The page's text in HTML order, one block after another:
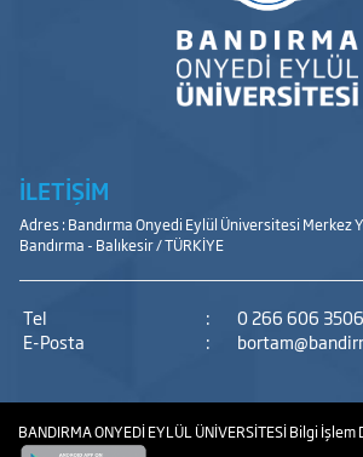
İLETİŞİM
Adres : Bandırma Onyedi Eylül Üniversitesi Merkez
Bandırma - Balıkesir / TÜRKİYE
Tel :
0 266 606 3506
E-Posta
:
BANDIRMA ONYEDİ EYLÜL ÜNİVERSİTESİBilgi İşlem